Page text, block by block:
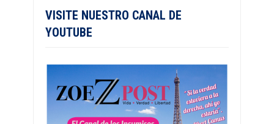
VISITE NUESTRO CANAL DE
YOUTUBE